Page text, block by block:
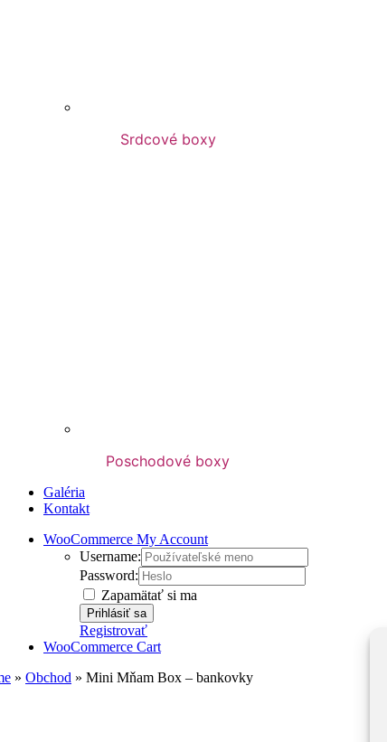
Srdcové boxy
Poschodové boxy
Galéria
Kontakt
WooCommerce My Account
Username:
Password:
Zapamätať si ma
Registrovať
WooCommerce Cart
» Obchod » Mini Mňam Box – bankovky